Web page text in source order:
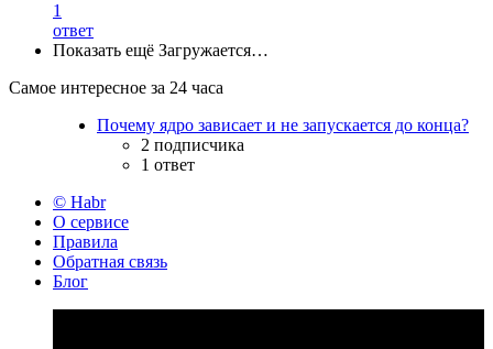
1
ответ
Показать ещё Загружается…
Самое интересное за 24 часа
Почему ядро зависает и не запускается до конца?
2 подписчика
1 ответ
© Habr
О сервисе
Правила
Обратная связь
Блог